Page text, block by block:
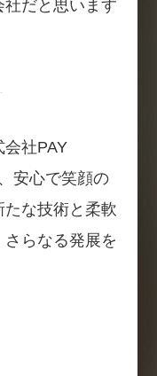
だと思います
社PAY
安心で笑顔の
な技術と柔軟
らなる発展を